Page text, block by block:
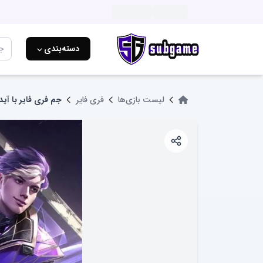
دسته‌بندی ⌵
لیست بازی‌ها فری فایر جم فری فایر با